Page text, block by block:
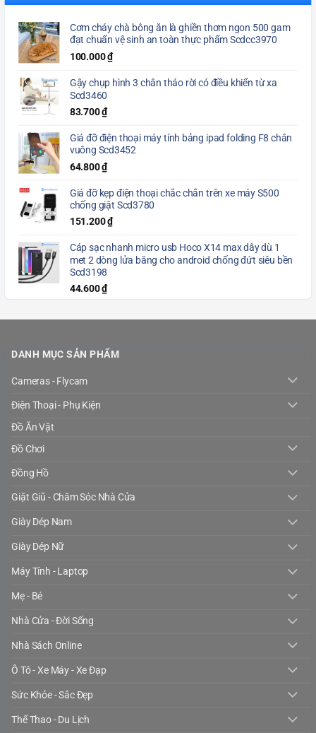
Cơm cháy chà bông ăn là ghiền thơm ngon 500 gam
đạt chuẩn vệ sinh an toàn thực phẩm Scdcc3970
100.000₫
Gậy chụp hình 3 chân tháo rời có điều khiển từ xa
Scd3460
83.700₫
Giá đỡ điện thoại máy tính bảng ipad folding F8 chân
vuông Scd3452
64.800₫
Giá đỡ kẹp điện thoại chắc chắn trên xe máy S500
chống giật Scd3780
151.200₫
Cáp sạc nhanh micro usb Hoco X14 max dây dù 1
met 2 dòng lửa băng cho android chống đứt siêu bền
Scd3198
44.600₫
DANH MỤC SẢN PHẨM
Cameras - Flycam
Điện Thoại - Phụ Kiện
Đồ Ăn Vặt
Đồ Chơi
Đồng Hồ
Giặt Giũ - Chăm Sóc Nhà Cửa
Giày Dép Nam
Giày Dép Nữ
Máy Tính - Laptop
Mẹ - Bé
Nhà Cửa - Đời Sống
Nhà Sách Online
Ô Tô - Xe Máy - Xe Đạp
Sức Khỏe - Sắc Đẹp
Thể Thao - Du Lịch